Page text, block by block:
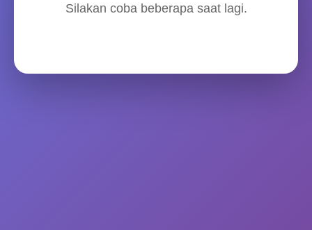
Silakan coba beberapa saat lagi.